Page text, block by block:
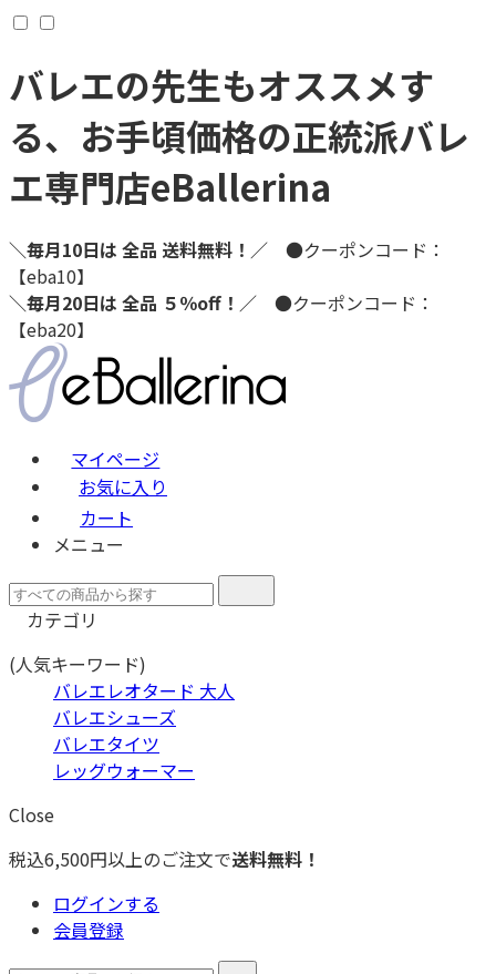
バレエの先生もオススメす
る、お手頃価格の正統派バレ
エ専門店eBallerina
＼毎月10日は 全品 送料無料！／ ●クーポンコード：
【eba10】
＼毎月20日は 全品 ５％off！／ ●クーポンコード：
【eba20】
マイページ
お気に入り
カート
メニュー
カテゴリ
(人気キーワード)
バレエレオタード 大人
バレエシューズ
バレエタイツ
レッグウォーマー
Close
税込6,500円以上のご注文で送料無料！
ログインする
会員登録